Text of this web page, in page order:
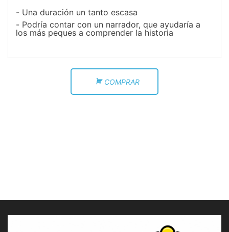
Una duración un tanto escasa
Podría contar con un narrador, que ayudaría a
los más peques a comprender la historia
COMPRAR